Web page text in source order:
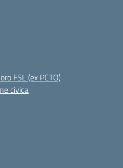
FSL (ex PCTO)
civica